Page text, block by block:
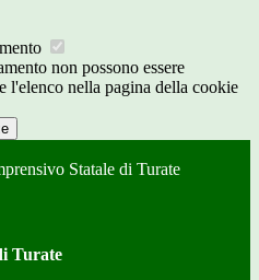
non possono essere
l'elenco nella pagina della cookie
Statale di Turate
Turate